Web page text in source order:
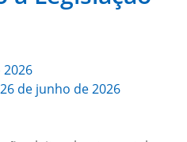
26 de junho de 2026